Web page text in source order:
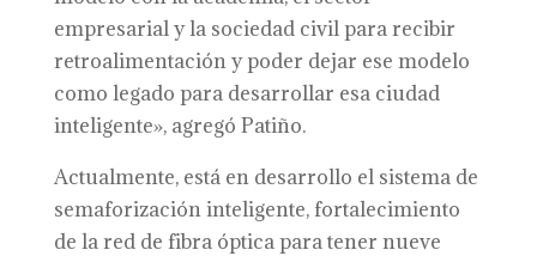
empresarial y la sociedad civil para recibir
retroalimentación y poder dejar ese modelo
como legado para desarrollar esa ciudad
inteligente», agregó Patiño.
Actualmente, está en desarrollo el sistema de
semaforización inteligente, fortalecimiento
de la red de fibra óptica para tener nueve